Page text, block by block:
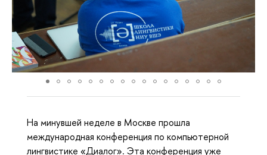
На минувшей неделе в Москве прошла
международная конференция по компьютерной
лингвистике «Диалог». Эта конференция уже